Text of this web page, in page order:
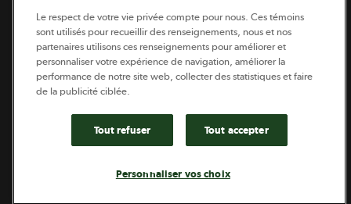
Coopérateur est publié par Sollio Groupe Coopératif.
Il est l’outil d’information de la coopération agricole
québécoise.
Le respect de votre vie privée compte pour nous. Ces témoins
sont utilisés pour recueillir des renseignements, nous et nos
partenaires utilisons ces renseignements pour améliorer et
personnaliser votre expérience de navigation, améliorer la
performance de notre site web, collecter des statistiques et faire
de la publicité ciblée.
Tout refuser Tout accepter
Personnaliser vos choix